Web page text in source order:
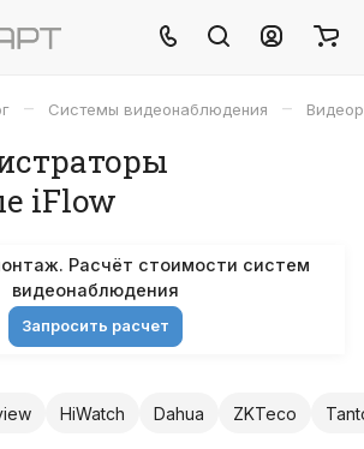
– Системы видеонаблюдения –
iFlow
Расчёт стоимости систем
видеонаблюдения
Запросить расчет
HiWatch Dahua ZKTeco